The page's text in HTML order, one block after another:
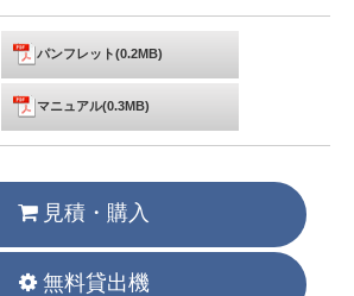
パンフレット(0.2MB)
マニュアル(0.3MB)
見積・購入
無料貸出機